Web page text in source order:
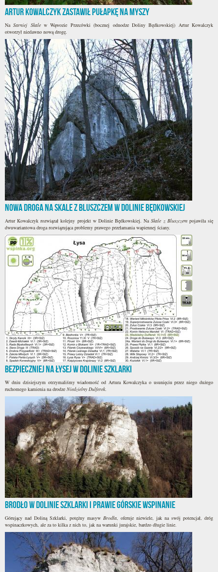
Artur Kowalczyk zastawił Pułapkę na Myszy
NaSarniej Skalew Wąwozie Przecówki (bocznej odnodze Doliny Będkowskiej) Artur Kowalczyk
otworzył niedawno nową drogę.
Nowa droga na Skale z Bluszczem w Dolinie Będkowskiej
Artur Kowalczyk rozwiązał kolejny projekt w Dolinie Będkowskiej. NaSkale z Bluszczempojawiła się
dwuwariantowa droga rozwiązująca problemy prawego przełamania wapiennej ściany.
Bezpieczniej na Łysej w Dolinie Szklarki
W dniu dzisiejszym otrzymaliśmy wiadomość od Artura Kowalczyka o usunięciu przez niego dużego
ruchomego kamienia na drodze Niedzielny Dulferek.
Brodło w Dolinie Szklarki i prawie górskie wspinanie
Górujący nad Doliną Szklarki, potężny masyw Brodła, oferuje niewiele, jak na swój potencjał, dróg
wspinaczkowych, ale za to kilka z nich to, jak na warunki jurajskie, bardzo długie linie.